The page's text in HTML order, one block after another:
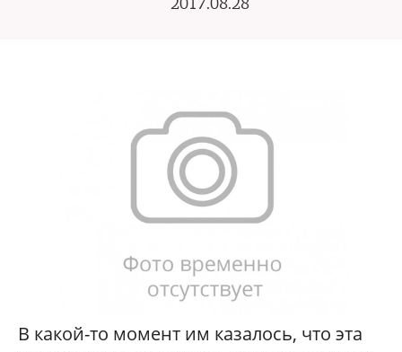
В какой-то момент им казалось, что эта